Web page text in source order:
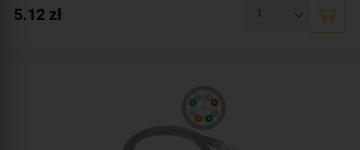
Kolor: jasnoszary
5.12 zł